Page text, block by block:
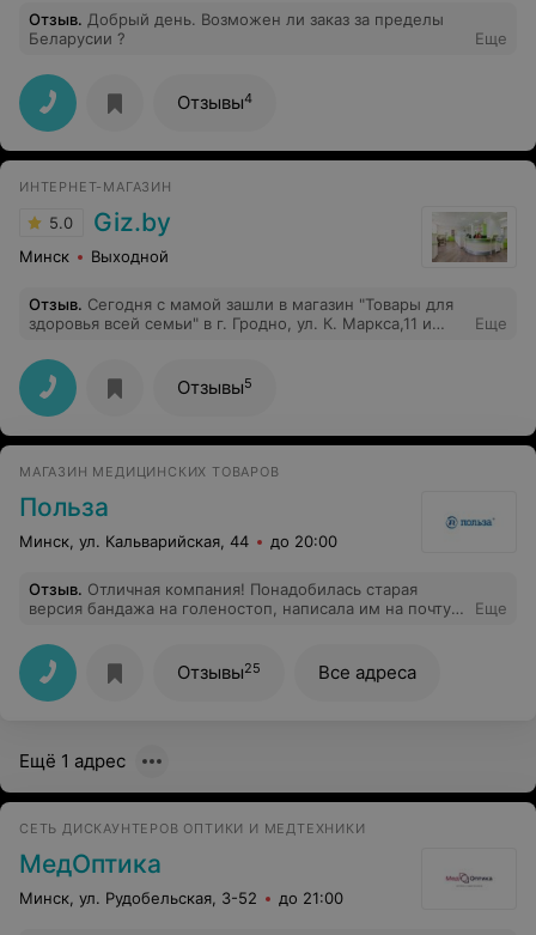
Отзыв. Добрый день. Возможен ли заказ за пределы
Беларусии ?
Еще
Отзывы4
ИНТЕРНЕТ-МАГАЗИН
5.0 Giz.by
Минск Выходной
Отзыв. Сегодня с мамой зашли в магазин "Товары для
здоровья всей семьи" в г. Гродно, ул. К. Маркса,11 и
компетентностью и обслуживанием Продавца!
Остались довольны подробной консультацией.
Спасибо большое! Обязательно вернемся за
ингалятором.
Еще
Отзывы5
МАГАЗИН МЕДИЦИНСКИХ ТОВАРОВ
Польза
Минск, ул. Кальварийская, 44 до 20:00
Отзыв. Отличная компания! Понадобилась старая
версия бандажа на голеностоп, написала им на почту,
дней, по моему заказу. Спасибо, буду обращаться еще.
Еще
Отзывы25 Все адреса
Ещё 1 адрес
СЕТЬ ДИСКАУНТЕРОВ ОПТИКИ И МЕДТЕХНИКИ
МедОптика
Минск, ул. Рудобельская, 3-52 до 21:00